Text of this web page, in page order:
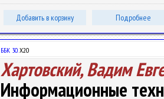
Добавить в корзину Подробнее
ББК 30.Х20
Хартовский, Вадим
Информационные